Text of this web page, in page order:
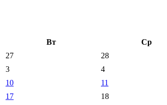
Вт Ср
27 28
3 4
10 11
17 18